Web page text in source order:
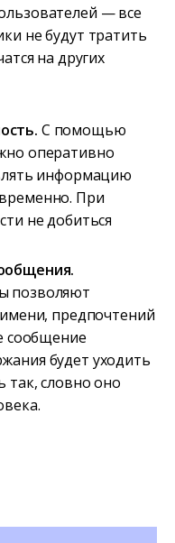
— все
не будут тратить
на других
С помощью
оперативно
информацию
При
не добиться
позволяют
предпочтений
сообщение
будет уходить
так, словно оно